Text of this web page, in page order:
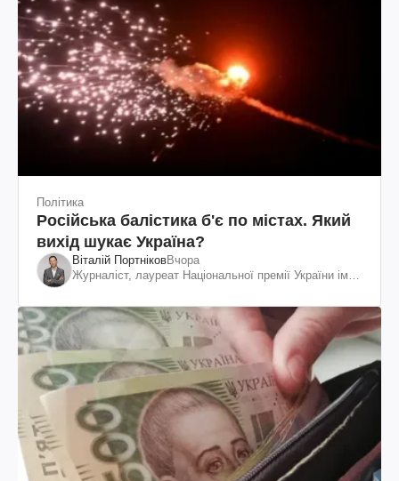
Політика
Російська балістика б'є по містах. Який
вихід шукає Україна?
Віталій ПортніковВчора
Журналіст, лауреат Національної премії України ім.